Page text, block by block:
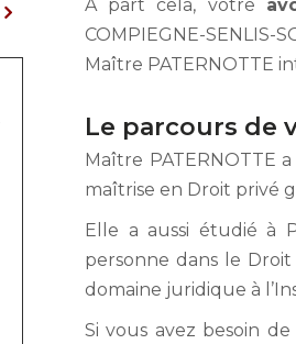
À part cela, votre
COMPIEGNE-
Maître PATERNOTTE
Le parcours de
Maître PATERNOTTE
maîtrise en Droit privé
Elle a aussi étudié à
personne dans le
domaine juridique à
Si vous avez besoin